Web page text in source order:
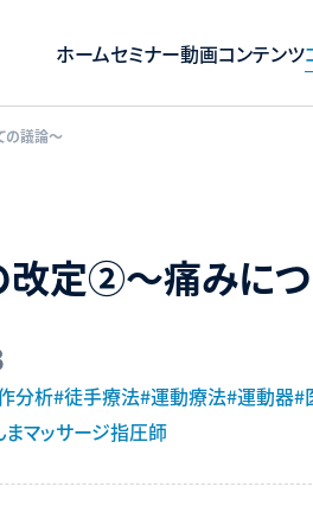
ホームセミナー動画コンテンツ
の議論〜
定②〜痛みに
分析#徒手療法#運動療法#運動器#
マッサージ指圧師